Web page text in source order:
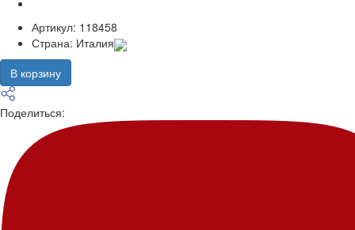
Артикул: 118458
Страна: Италия
В корзину
Поделиться: